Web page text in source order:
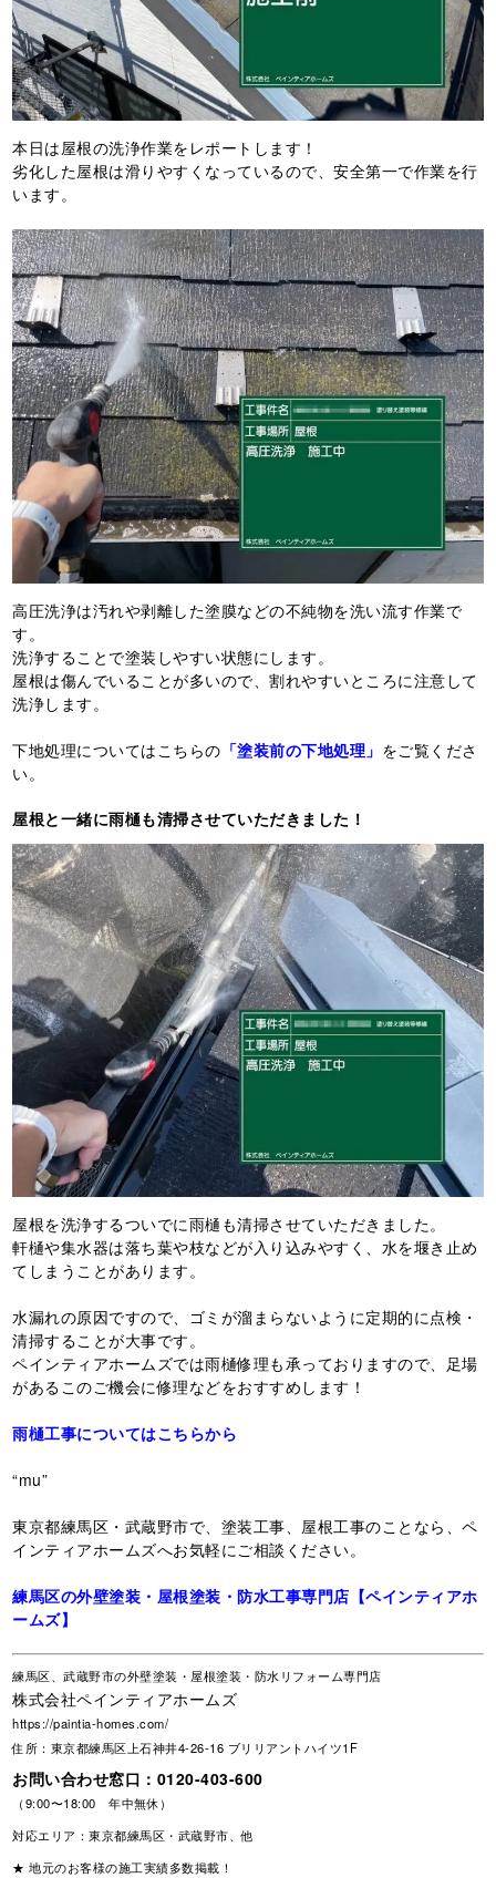
本日は屋根の洗浄作業をレポートします！
劣化した屋根は滑りやすくなっているので、安全第一で作業を行
います。
高圧洗浄は汚れや剥離した塗膜などの不純物を洗い流す作業で
す。
洗浄することで塗装しやすい状態にします。
屋根は傷んでいることが多いので、割れやすいところに注意して
洗浄します。
下地処理についてはこちらの 「塗装前の下地処理」 をご覧くださ
い。
屋根と一緒に雨樋も清掃させていただきました！
屋根を洗浄するついでに雨樋も清掃させていただきました。
軒樋や集水器は落ち葉や枝などが入り込みやすく、水を堰き止め
てしまうことがあります。
水漏れの原因ですので、ゴミが溜まらないように定期的に点検・
清掃することが大事です。
ペインティアホームズでは雨樋修理も承っておりますので、足場
があるこのご機会に修理などをおすすめします！
雨樋工事についてはこちらから
“mu”
東京都練馬区・武蔵野市で、塗装工事、屋根工事のことなら、ペ
インティアホームズへお気軽にご相談ください。
練馬区の外壁塗装・屋根塗装・防水工事専門店【ペインティアホ
ームズ】
練馬区、武蔵野市の外壁塗装・屋根塗装・防水リフォーム専門店
株式会社ペインティアホームズ
https://paintia-homes.com/
住所：東京都練馬区上石神井4-26-16 ブリリアントハイツ1F
お問い合わせ窓口： 0120-403-600
（9:00〜18:00 年中無休）
対応エリア：東京都練馬区・武蔵野市、他
★ 地元のお客様の施工実績多数掲載！